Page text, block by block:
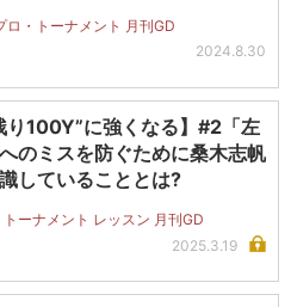
ロ・トーナメント 月刊GD
2024.8.30
り100Y”に強くなる】#2「左
のミスを防ぐために桑木志帆
していることとは?
トーナメント レッスン 月刊GD
2025.3.19